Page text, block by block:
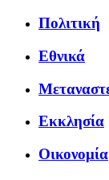
Πολιτική
Εθνικά
Εκκλησία
Οικονομία